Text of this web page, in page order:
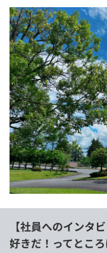
【社員へのインタ
好きだ！ってところ